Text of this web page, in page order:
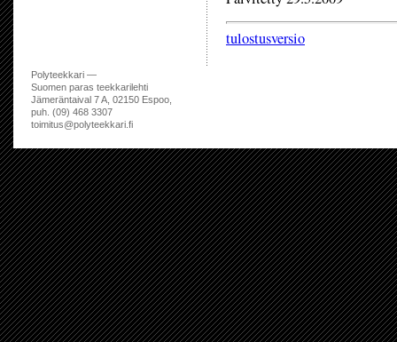
tulostusversio
Polyteekkari —
Suomen paras teekkarilehti
Jämeräntaival 7 A, 02150 Espoo,
puh. (09) 468 3307
toimitus@polyteekkari.fi